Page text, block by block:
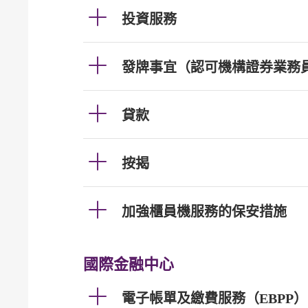
投資服務
發牌事宜（認可機構證券業務
貸款
按揭
加強櫃員機服務的保安措施
國際金融中心
電子帳單及繳費服務（EBPP）